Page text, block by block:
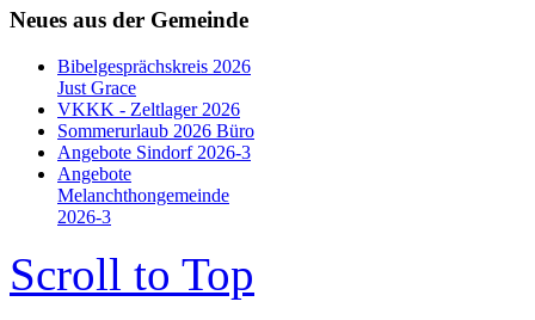
Neues aus der Gemeinde
Bibelgesprächskreis 2026
Just Grace
VKKK - Zeltlager 2026
Sommerurlaub 2026 Büro
Angebote Sindorf 2026-3
Angebote
Melanchthongemeinde
2026-3
Scroll to Top